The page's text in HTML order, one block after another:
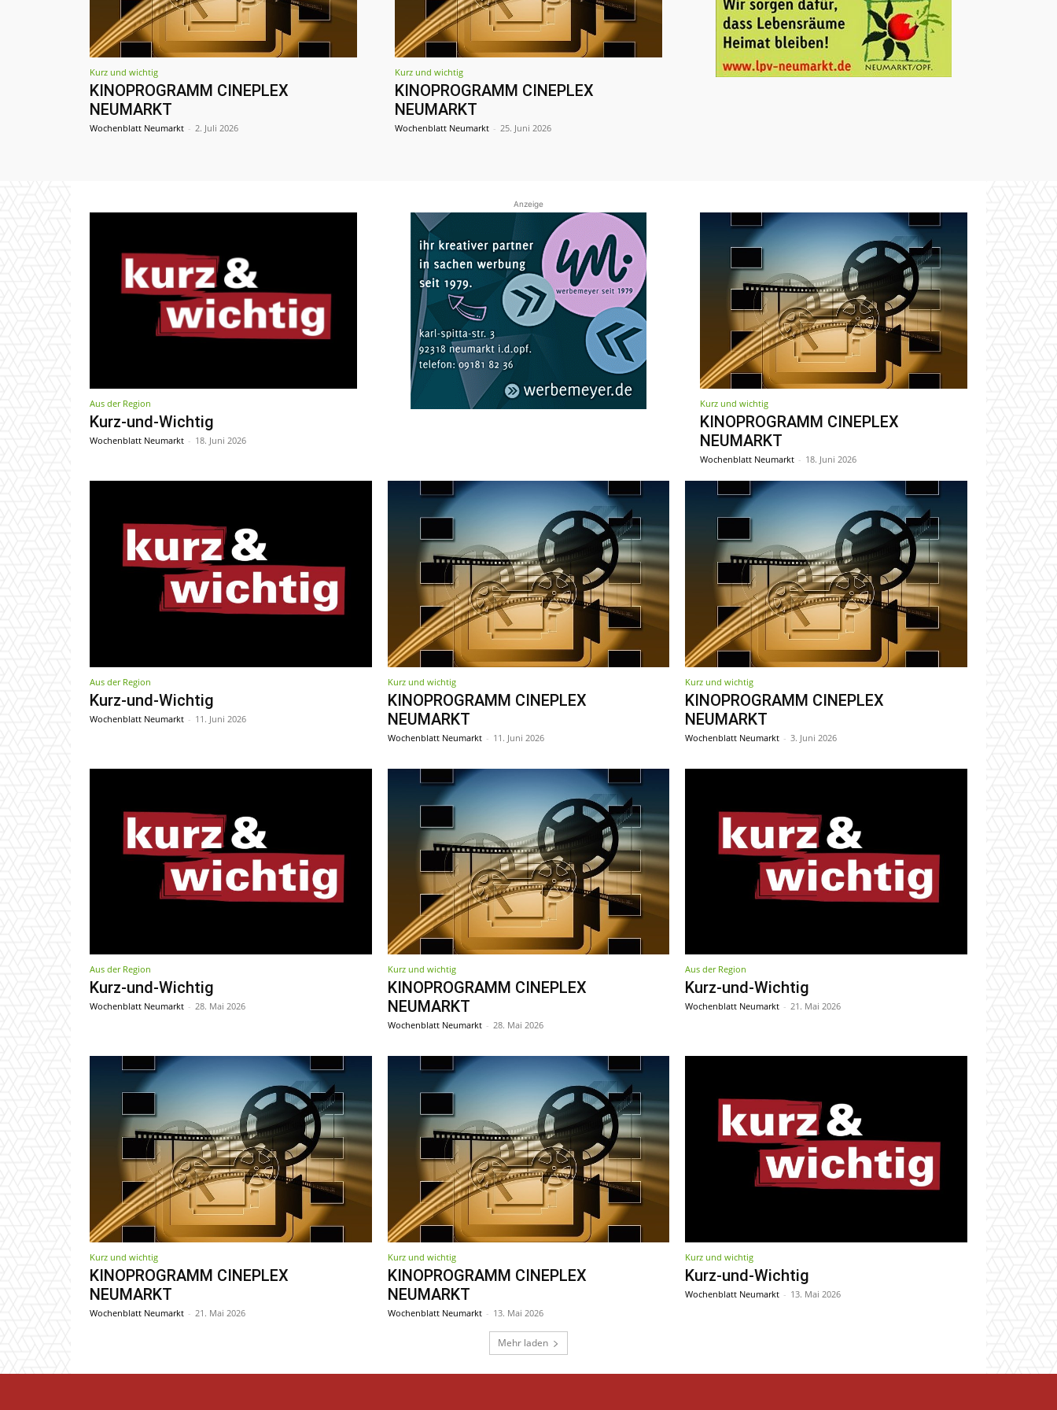
Kurz und wichtig
KINOPROGRAMM CINEPLEX
NEUMARKT
Wochenblatt Neumarkt - 2. Juli 2026
Kurz und wichtig
KINOPROGRAMM CINEPLEX
NEUMARKT
Wochenblatt Neumarkt - 25. Juni 2026
Aus der Region
Kurz-und-Wichtig
Wochenblatt Neumarkt - 18. Juni 2026
Anzeige
Kurz und wichtig
KINOPROGRAMM CINEPLEX
NEUMARKT
Wochenblatt Neumarkt - 18. Juni 2026
Aus der Region
Kurz-und-Wichtig
Wochenblatt Neumarkt - 11. Juni 2026
Kurz und wichtig
KINOPROGRAMM CINEPLEX
NEUMARKT
Wochenblatt Neumarkt - 11. Juni 2026
Kurz und wichtig
KINOPROGRAMM CINEPLEX
NEUMARKT
Wochenblatt Neumarkt - 3. Juni 2026
Aus der Region
Kurz-und-Wichtig
Wochenblatt Neumarkt - 28. Mai 2026
Kurz und wichtig
KINOPROGRAMM CINEPLEX
NEUMARKT
Wochenblatt Neumarkt - 28. Mai 2026
Aus der Region
Kurz-und-Wichtig
Wochenblatt Neumarkt - 21. Mai 2026
Kurz und wichtig
KINOPROGRAMM CINEPLEX
NEUMARKT
Wochenblatt Neumarkt - 21. Mai 2026
Kurz und wichtig
KINOPROGRAMM CINEPLEX
NEUMARKT
Wochenblatt Neumarkt - 13. Mai 2026
Kurz und wichtig
Kurz-und-Wichtig
Wochenblatt Neumarkt - 13. Mai 2026
Mehr laden